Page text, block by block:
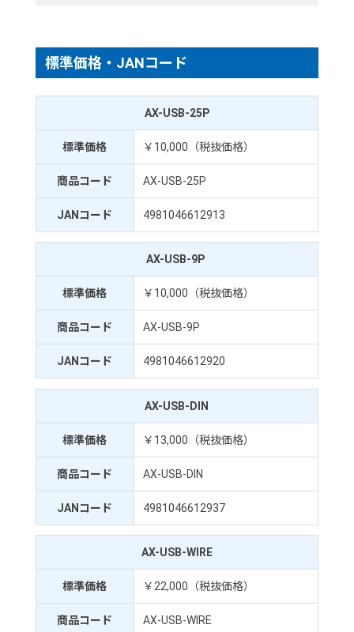
標準価格・JANコード
AX-USB-25P
標準価格 ￥10,000（税抜価格）
商品コード AX-USB-25P
JANコード 4981046612913
AX-USB-9P
標準価格 ￥10,000（税抜価格）
商品コード AX-USB-9P
JANコード 4981046612920
AX-USB-DIN
標準価格 ￥13,000（税抜価格）
商品コード AX-USB-DIN
JANコード 4981046612937
AX-USB-WIRE
標準価格 ￥22,000（税抜価格）
商品コード AX-USB-WIRE